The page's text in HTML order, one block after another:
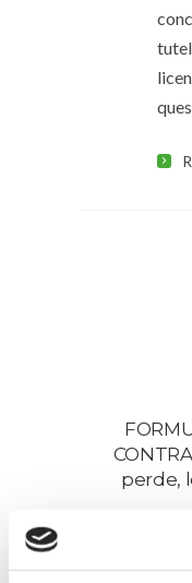
perde,